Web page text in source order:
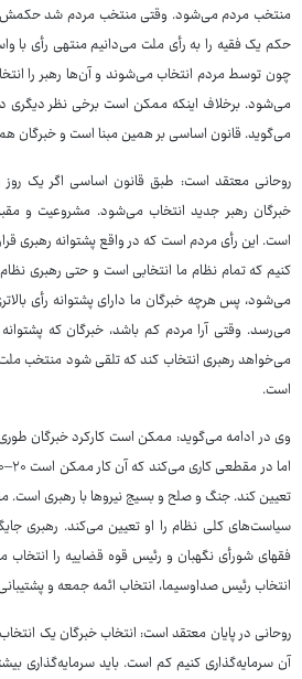
منتخب مردم می‌شود. وقتی منتخب مردم شد
حکم یک فقیه را به رأی ملت می‌دانیم منتهی رأی با
چون توسط مردم انتخاب می‌شوند و آن‌ها رهبر را
می‌شود. برخلاف اینکه ممکن است برخی نظر دیگری
می‌گوید. قانون اساسی بر همین مبنا است و خبرگان
روحانی معتقد است: طبق قانون اساسی اگر یک روز
خبرگان رهبر جدید انتخاب می‌شود. مشروعیت و
است. این رأی مردم است که در واقع پشتوانه رهبری
کنیم که تمام نظام ما انتخابی است و حتی رهبری
می‌شود، پس هرچه خبرگان ما دارای پشتوانه رأی
می‌رسد. وقتی آرا مردم کم باشد، خبرگان که
می‌خواهد رهبری انتخاب کند که تلقی شود منتخب
است.
وی در ادامه می‌گوید: ممکن است کارکرد خبرگان
تعیین کند. جنگ و صلح و بسیج نیروها با رهبری است.
سیاست‌های کلی نظام را او تعیین می‌کند. رهبری
فقهای شورأی نگهبان و رئیس قوه قضاییه را
انتخاب رئیس صداوسیما، انتخاب ائمه جمعه و
روحانی در پایان معتقد است: انتخاب خبرگان یک
آن سرمایه‌گذاری کنیم کم است. باید سرمایه‌گذاری